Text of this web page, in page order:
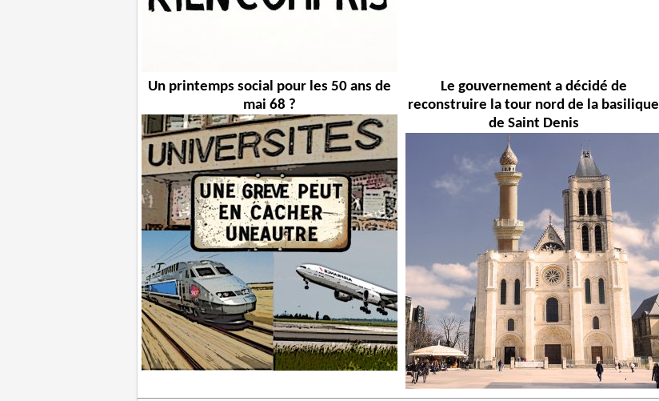
Un printemps social pour les 50 ans de
mai 68 ?
Le gouvernement a décidé de
reconstruire la tour nord de la basilique
de Saint Denis